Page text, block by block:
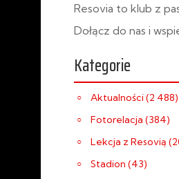
Resovia to klub z
Dołącz do nas i
Kategorie
Aktualności (2 488)
Fotorelacja (384)
Lekcja z Resovią
Stadion (43)